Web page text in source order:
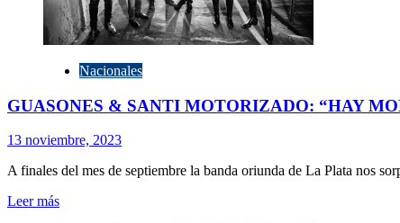
Nacionales
GUASONES & SANTI MOTORIZADO: “HAY
13 noviembre, 2023
A finales del mes de septiembre la banda oriunda de La Plata nos
Leer másLeer